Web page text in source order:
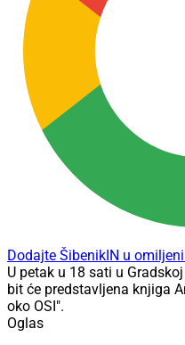
Dodajte ŠibenikIN u
U petak u 18 sati u
bit će predstavljena knjiga
oko OSI".
Oglas